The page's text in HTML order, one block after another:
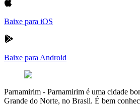
Baixe para iOS
Baixe para Android
Parnamirim - Parnamirim é uma cidade
Grande do Norte, no Brasil. É bem